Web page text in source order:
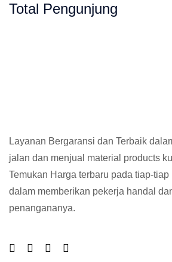
Total Pengunjung
Layanan Bergaransi dan Terbaik
jalan dan menjual material products
Temukan Harga terbaru pada tiap-
dalam memberikan pekerja handal
penangananya.